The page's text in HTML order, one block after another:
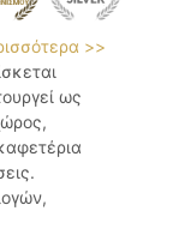
>>
ως